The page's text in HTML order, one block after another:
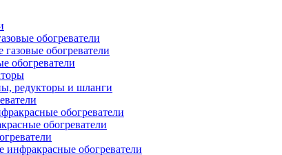
обогреватели
газовые обогреватели
обогреватели
редукторы и шланги
обогреватели
обогреватели
обогреватели